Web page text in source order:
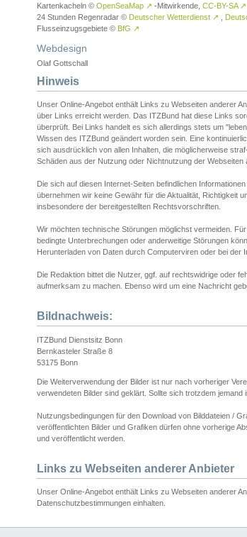
Kartenkacheln © OpenSeaMap ↗ -Mitwirkende, CC-BY-SA ↗
24 Stunden Regenradar © Deutscher Wetterdienst ↗
Flusseinzugsgebiete © BfG ↗
Webdesign
Olaf Gottschall
Hinweis
Unser Online-Angebot enthält Links zu Webseiten anderer
über Links erreicht werden. Das ITZBund hat diese Links
überprüft. Bei Links handelt es sich allerdings stets um
Wissen des ITZBund geändert worden sein. Eine
sich ausdrücklich von allen Inhalten, die möglicherweise
Schäden aus der Nutzung oder Nichtnutzung der
Die sich auf diesen Internet-Seiten befindlichen
übernehmen wir keine Gewähr für die Aktualität, Richtigkeit
insbesondere der bereitgestellten Rechtsvorschriften.
Wir möchten technische Störungen möglichst vermeiden.
bedingte Unterbrechungen oder anderweitige Störungen
Herunterladen von Daten durch Computerviren oder bei
Die Redaktion bittet die Nutzer, ggf. auf rechtswidrige oder
aufmerksam zu machen. Ebenso wird um eine Nachricht
Bildnachweis:
ITZBund Dienstsitz Bonn
Bernkasteler Straße 8
53175 Bonn
Die Weiterverwendung der Bilder ist nur nach vorheriger
verwendeten Bilder sind geklärt. Sollte sich trotzdem
Nutzungsbedingungen für den Download von Bilddateien /
veröffentlichten Bilder und Grafiken dürfen ohne vorherige
und veröffentlicht werden.
Links zu Webseiten anderer Anbieter
Unser Online-Angebot enthält Links zu Webseiten anderer
Datenschutzbestimmungen einhalten.